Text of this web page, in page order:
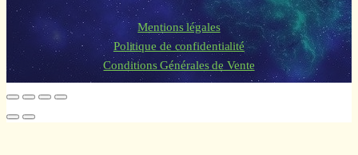
Mentions légales
Politique de confidentialité
Conditions Générales de Vente